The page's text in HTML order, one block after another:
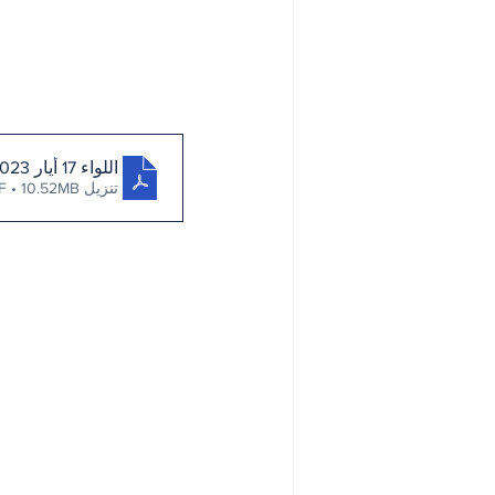
اللواء 17 أيار 2023
تنزيل PDF • 10.52MB